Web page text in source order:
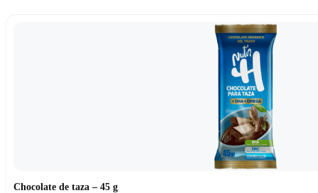
Chocolate de taza – 45 g